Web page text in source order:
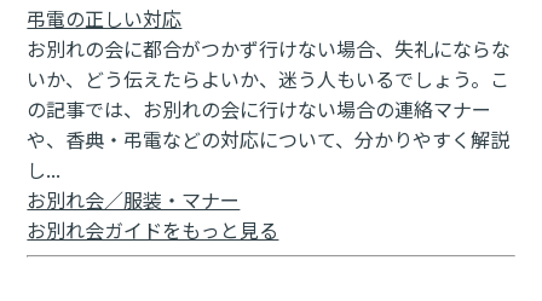
弔電の正しい対応
お別れの会に都合がつかず行けない場合、失礼にならな
いか、どう伝えたらよいか、迷う人もいるでしょう。こ
の記事では、お別れの会に行けない場合の連絡マナー
や、香典・弔電などの対応について、分かりやすく解説
し...
お別れ会／服装・マナー
お別れ会ガイドをもっと見る